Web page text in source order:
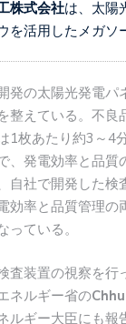
株式会社は、太陽
を活用したメガソ
発の太陽光発電パ
整えている。不良
1枚あたり約3～4
、発電効率と品
自社で開発した検
効率と品質管理の
っている。
査装置の視察を行
ネルギー省の
ルギー大臣にも報